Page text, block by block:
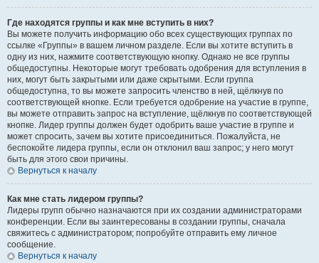
Где находятся группы и как мне вступить в них?
Вы можете получить информацию обо всех существующих группах по
ссылке «Группы» в вашем личном разделе. Если вы хотите вступить в
одну из них, нажмите соответствующую кнопку. Однако не все группы
общедоступны. Некоторые могут требовать одобрения для вступления в
них, могут быть закрытыми или даже скрытыми. Если группа
общедоступна, то вы можете запросить членство в ней, щёлкнув по
соответствующей кнопке. Если требуется одобрение на участие в группе,
вы можете отправить запрос на вступление, щёлкнув по соответствующей
кнопке. Лидер группы должен будет одобрить ваше участие в группе и
может спросить, зачем вы хотите присоединиться. Пожалуйста, не
беспокойте лидера группы, если он отклонил ваш запрос; у него могут
быть для этого свои причины.
Вернуться к началу
Как мне стать лидером группы?
Лидеры групп обычно назначаются при их создании администраторами
конференции. Если вы заинтересованы в создании группы, сначала
свяжитесь с администратором; попробуйте отправить ему личное
сообщение.
Вернуться к началу